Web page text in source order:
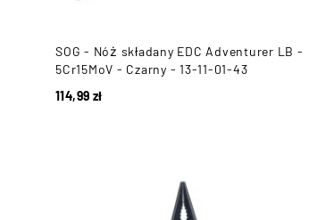
SOG - Nóż składany EDC Adventurer LB -
5Cr15MoV - Czarny - 13-11-01-43
114,99 zł